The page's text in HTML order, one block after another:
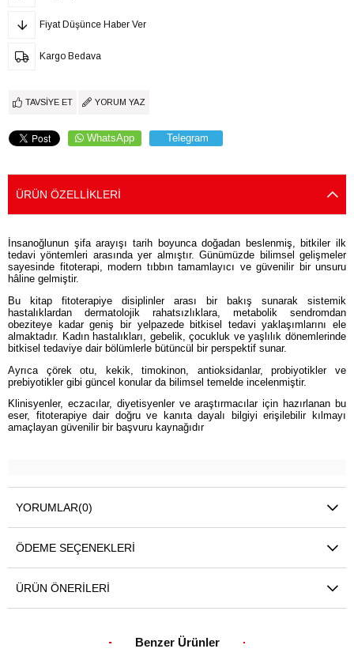
Fiyat Düşünce Haber Ver
Kargo Bedava
TAVSIYE ET YORUM YAZ
WhatsApp Telegram
ÜRÜN ÖZELLIKLERI
İnsanoğlunun şifa arayışı tarih boyunca doğadan beslenmiş, bitkiler ilk
tedavi yöntemleri arasında yer almıştır. Günümüzde bilimsel gelişmeler
sayesinde fitoterapi, modern tıbbın tamamlayıcı ve güvenilir bir unsuru
hâline gelmiştir.
Bu kitap fitoterapiye disiplinler arası bir bakış sunarak sistemik
hastalıklardan dermatolojik rahatsızlıklara, metabolik sendromdan
obeziteye kadar geniş bir yelpazede bitkisel tedavi yaklaşımlarını ele
almaktadır. Kadın hastalıkları, gebelik, çocukluk ve yaşlılık dönemlerinde
bitkisel tedaviye dair bölümlerle bütüncül bir perspektif sunar.
Ayrıca çörek otu, kekik, timokinon, antioksidanlar, probiyotikler ve
prebiyotikler gibi güncel konular da bilimsel temelde incelenmiştir.
Klinisyenler, eczacılar, diyetisyenler ve araştırmacılar için hazırlanan bu
eser, fitoterapiye dair doğru ve kanıta dayalı bilgiyi erişilebilir kılmayı
amaçlayan güvenilir bir başvuru kaynağıdır
YORUMLAR(0)
ÖDEME SEÇENEKLERI
ÜRÜN ÖNERILERI
Benzer Ürünler